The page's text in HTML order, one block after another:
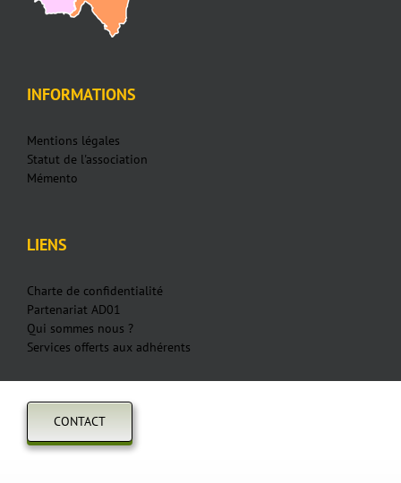
INFORMATIONS
Mentions légales
Statut de l'association
Mémento
LIENS
Charte de confidentialité
Partenariat AD01
Qui sommes nous ?
Services offerts aux adhérents
CONTACT